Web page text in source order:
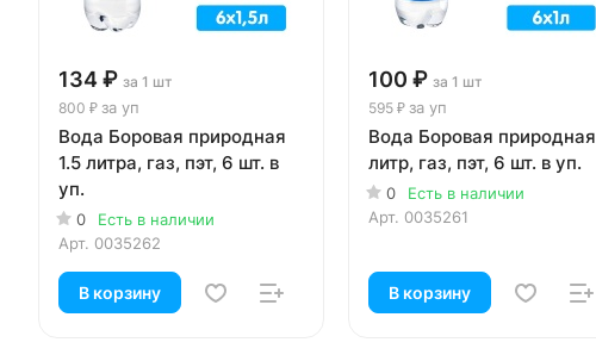
134 ₽ за 1 шт
800 ₽ за уп
Вода Боровая природная
1.5 литра, газ, пэт, 6 шт. в
уп.
0
Есть в наличии
Арт. 0035262
В корзину
100 ₽ за 1 шт
595 ₽ за уп
Вода Боровая природная
литр, газ, пэт, 6 шт. в уп.
0
Есть в наличии
Арт. 0035261
В корзину